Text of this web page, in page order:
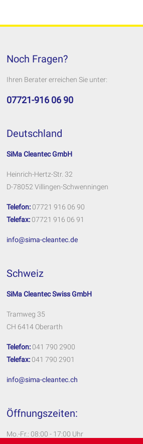
Noch Fragen?
Ihren Berater erreichen Sie unter:
07721-916 06 90
Deutschland
SiMa Cleantec GmbH
Heinrich-Hertz-Str. 32
D-78052 Villingen-Schwenningen
Telefon: 07721 916 06 90
Telefax: 07721 916 06 91
info@sima-cleantec.de
Schweiz
SiMa Cleantec Swiss GmbH
Tramweg 35
CH 6414 Oberarth
Telefon: 041 790 2900
Telefax: 041 790 2901
info@sima-cleantec.ch
Öffnungszeiten:
Mo.-Fr.: 08:00 - 17:00 Uhr